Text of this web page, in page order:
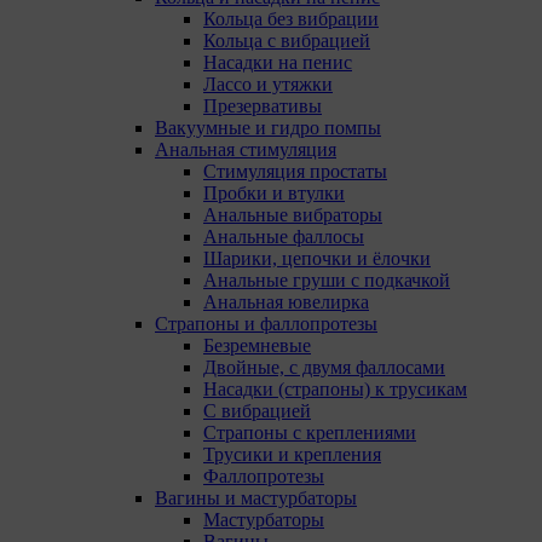
Кольца без вибрации
Кольца с вибрацией
Насадки на пенис
Лассо и утяжки
Презервативы
Вакуумные и гидро помпы
Анальная стимуляция
Стимуляция простаты
Пробки и втулки
Анальные вибраторы
Анальные фаллосы
Шарики, цепочки и ёлочки
Анальные груши с подкачкой
Анальная ювелирка
Страпоны и фаллопротезы
Безремневые
Двойные, с двумя фаллосами
Насадки (страпоны) к трусикам
С вибрацией
Страпоны с креплениями
Трусики и крепления
Фаллопротезы
Вагины и мастурбаторы
Мастурбаторы
О политике обработки файлов cookie
ПОЛОЖЕНИЕ «О политике обработки файлов
«Общество»